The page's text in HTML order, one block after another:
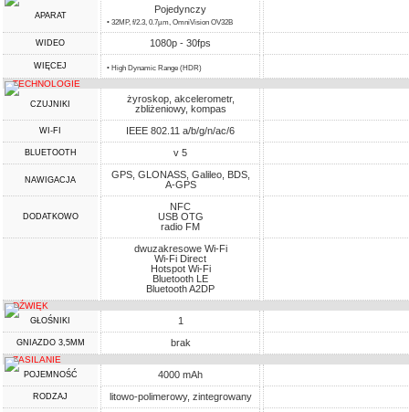
APARAT
Pojedynczy
• 32MP, f/2.3, 0.7µm, OmniVision OV32B
WIDEO 1080p - 30fps
WIĘCEJ • High Dynamic Range (HDR)
TECHNOLOGIE
CZUJNIKI
żyroskop, akcelerometr,
zbliżeniowy, kompas
WI-FI IEEE 802.11 a/b/g/n/ac/6
BLUETOOTH v 5
NAWIGACJA
GPS, GLONASS, Galileo, BDS,
A-GPS
DODATKOWO
NFC
USB OTG
radio FM
dwuzakresowe Wi-Fi
Wi-Fi Direct
Hotspot Wi-Fi
Bluetooth LE
Bluetooth A2DP
DŹWIĘK
GŁOŚNIKI 1
GNIAZDO 3,5MM brak
ZASILANIE
POJEMNOŚĆ 4000 mAh
RODZAJ litowo-polimerowy, zintegrowany